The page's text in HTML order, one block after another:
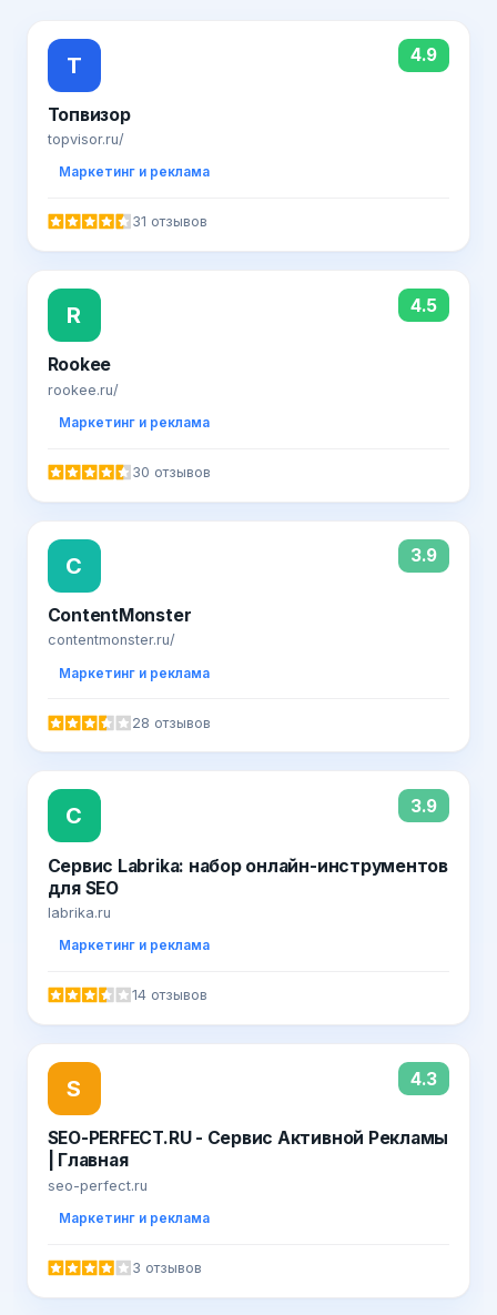
Т 4.9
Топвизор
topvisor.ru/
Маркетинг и реклама
31 отзывов
R 4.5
Rookee
rookee.ru/
Маркетинг и реклама
30 отзывов
C 3.9
ContentMonster
contentmonster.ru/
Маркетинг и реклама
28 отзывов
С 3.9
Сервис Labrika: набор онлайн-инструментов
для SEO
labrika.ru
Маркетинг и реклама
14 отзывов
S 4.3
SEO-PERFECT.RU - Сервис Активной Рекламы
| Главная
seo-perfect.ru
Маркетинг и реклама
3 отзывов